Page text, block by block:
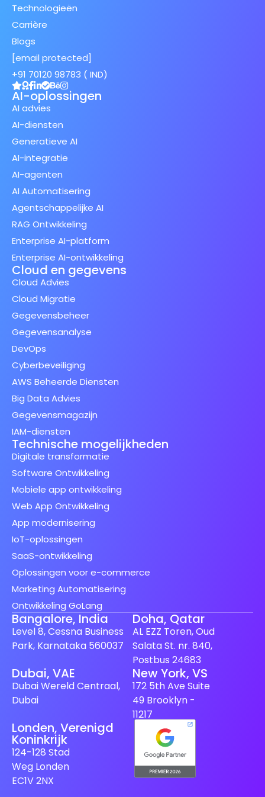
Technologieën
Carrière
Blogs
[email protected]
+91 70120 98783 ( IND)
AI-oplossingen
AI advies
AI-diensten
Generatieve AI
AI-integratie
AI-agenten
AI Automatisering
Agentschappelijke AI
RAG Ontwikkeling
Enterprise AI-platform
Enterprise AI-ontwikkeling
Cloud en gegevens
Cloud Advies
Cloud Migratie
Gegevensbeheer
Gegevensanalyse
DevOps
Cyberbeveiliging
AWS Beheerde Diensten
Big Data Advies
Gegevensmagazijn
IAM-diensten
Technische mogelijkheden
Digitale transformatie
Software Ontwikkeling
Mobiele app ontwikkeling
Web App Ontwikkeling
App modernisering
IoT-oplossingen
SaaS-ontwikkeling
Oplossingen voor e-commerce
Marketing Automatisering
Ontwikkeling GoLang
Bangalore, India
Level 8, Cessna Business
Park, Karnataka 560037
Doha, Qatar
AL EZZ Toren, Oud
Salata St. nr. 840,
Postbus 24683
Dubai, VAE
Dubai Wereld Centraal,
Dubai
New York, VS
172 5th Ave Suite
49 Brooklyn -
11217
Londen, Verenigd
Koninkrijk
124-128 Stad
Weg Londen
EC1V 2NX
French
German
Japanese
Finnish
Spanish (Spain)